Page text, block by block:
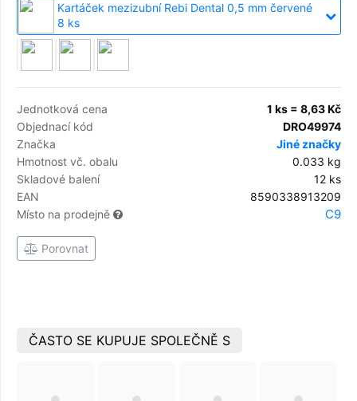
Kartáček mezizubní Rebi Dental 0,5 mm červené
8 ks
Jednotková cena
1 ks = 8,63 Kč
Objednací kód
DRO49974
Značka
Jiné značky
Hmotnost vč. obalu
0.033 kg
Skladové balení
12 ks
EAN
8590338913209
Místo na prodejně
C9
Porovnat
ČASTO SE KUPUJE SPOLEČNĚ S